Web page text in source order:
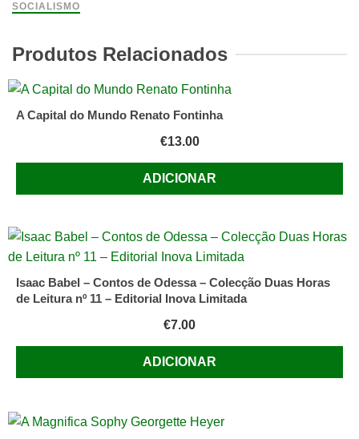
Socialismo
Liberdade,
de
Castro
SOCIALISMO
Produtos Relacionados
A Capital do Mundo Renato Fontinha
€13.00
ADICIONAR
Isaac Babel – Contos de Odessa – Colecção Duas Horas
de Leitura nº 11 – Editorial Inova Limitada
€7.00
ADICIONAR